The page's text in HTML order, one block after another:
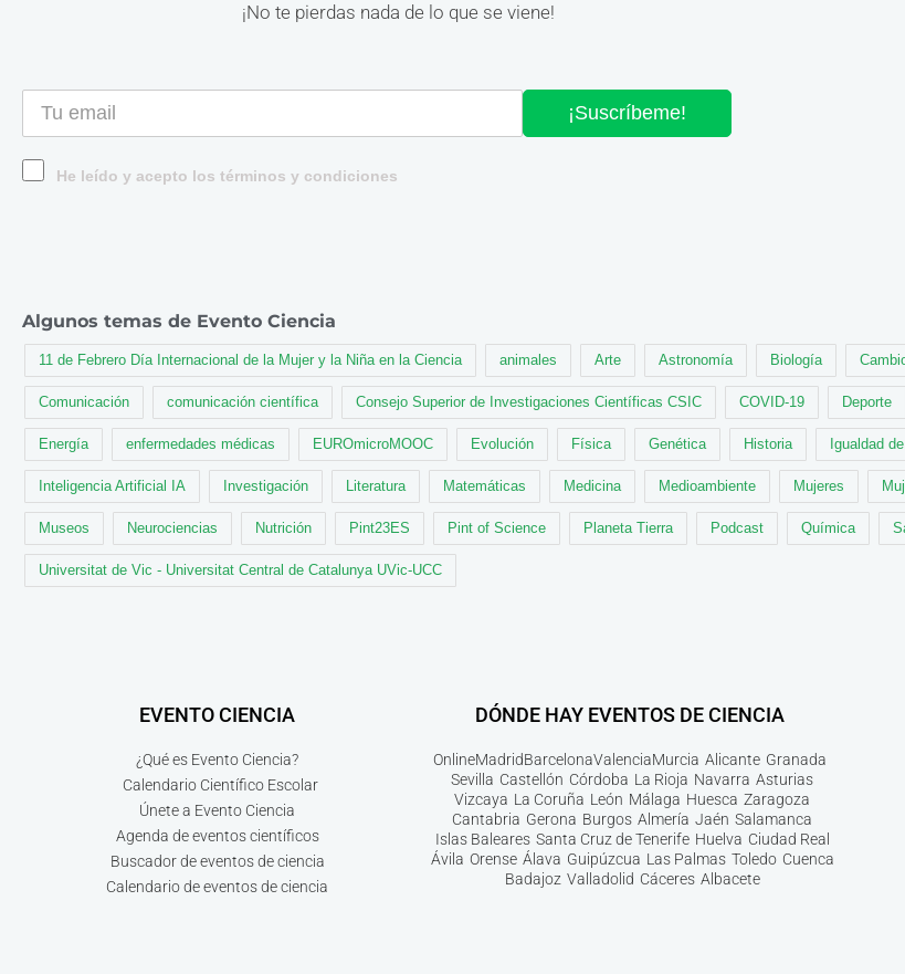
¡No te pierdas nada de lo que se viene!
¡Suscríbeme!
He leído y acepto los términos y condiciones
Algunos temas de Evento Ciencia
11 de Febrero Día Internacional de la Mujer y la Niña en la Ciencia animales Arte Astronomía Biología
Comunicación comunicación científica Consejo Superior de Investigaciones Científicas CSIC COVID-19 Deporte
Energía enfermedades médicas EUROmicroMOOC Evolución Física Genética Historia Igualdad
Inteligencia Artificial IA Investigación Literatura Matemáticas Medicina Medioambiente Mujeres
Museos Neurociencias Nutrición Pint23ES Pint of Science Planeta Tierra Podcast Química
Universitat de Vic - Universitat Central de Catalunya UVic-UCC
EVENTO CIENCIA
¿Qué es Evento Ciencia?
Calendario Científico Escolar
Únete a Evento Ciencia
Agenda de eventos científicos
Buscador de eventos de ciencia
Calendario de eventos de ciencia
DÓNDE HAY EVENTOS DE CIENCIA
OnlineMadridBarcelonaValenciaMurcia Alicante Granada
Sevilla Castellón Córdoba La Rioja Navarra Asturias
Vizcaya La Coruña León Málaga Huesca Zaragoza
Cantabria Gerona Burgos Almería Jaén Salamanca
Islas Baleares Santa Cruz de Tenerife Huelva Ciudad Real
Ávila Orense Álava Guipúzcua Las Palmas Toledo Cuenca
Badajoz Valladolid Cáceres Albacete